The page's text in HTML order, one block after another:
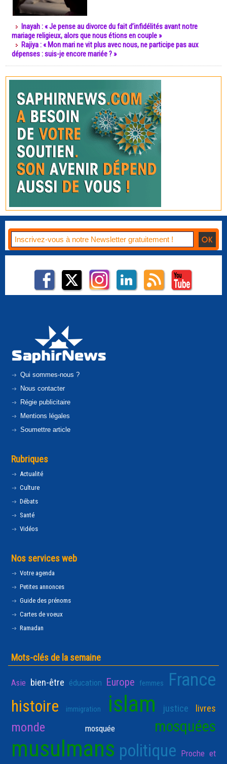
Inayah : « Je pense au divorce du fait d’infidélités avant notre
mariage religieux, alors que nous étions en couple »
Rajiya : « Mon mari ne vit plus avec nous, ne participe pas aux
dépenses : suis-je encore mariée ? »
Qui sommes-nous ?
Nous contacter
Régie publicitaire
Mentions légales
Soumettre article
Rubriques
Actualité
Culture
Débats
Santé
Vidéos
Nos services web
Votre agenda
Petites annonces
Guide des prénoms
Cartes de voeux
Ramadan
Mots-clés de la semaine
Asie bien-être éducation Europe femmes France
histoire immigration islam justice livres
monde mosquée mosquées
musulmans politique Proche et